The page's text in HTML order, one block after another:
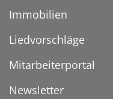
Immobilien
Liedvorschläge
Mitarbeiterportal
Newsletter